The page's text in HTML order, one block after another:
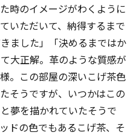
時のイメージがわくように
いただいて、納得するまで
ました」「決めるまではか
大正解。革のような質感が
。この部屋の深いこげ茶色
そうですが、いつかはこの
夢を描かれていたそうで
ドの色でもあるこげ茶、そ